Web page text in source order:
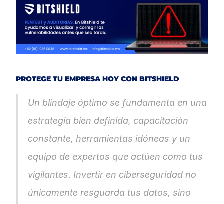
PROTEGE TU EMPRESA HOY CON BITSHIELD
Un blindaje óptimo se fundamenta en una
estrategia bien definida, capacitación
constante, herramientas idóneas y un
equipo de expertos que actúen como tus
vigilantes. Invertir en ciberseguridad no
únicamente resguarda tus datos, sino